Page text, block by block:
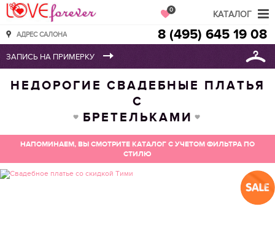
Love Forever
АДРЕС САЛОНА
0
8 (495) 645 19 08
НЕДОРОГИЕ СВАДЕБНЫЕ ПЛАТЬЯ
С
БРЕТЕЛЬКАМИ
НАПОМИНАЕМ, ВЫ СМОТРИТЕ КАТАЛОГ С УЧЕТОМ ФИЛЬТРА ПО
СТИЛЮ
КАТАЛОГ